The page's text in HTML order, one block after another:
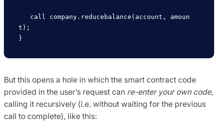
t);
But this opens a hole in which the smart contract code
provided in the user’s request can re-enter your own code,
calling it recursively (i.e. without waiting for the previous
call to complete), like this: